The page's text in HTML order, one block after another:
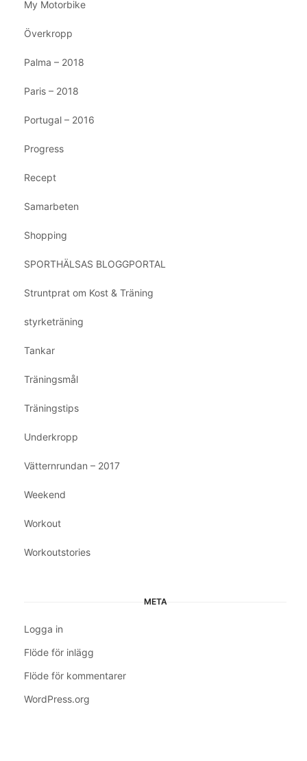
My Motorbike
Överkropp
Palma – 2018
Paris – 2018
Portugal – 2016
Progress
Recept
Samarbeten
Shopping
SPORTHÄLSAS BLOGGPORTAL
Struntprat om Kost & Träning
styrketräning
Tankar
Träningsmål
Träningstips
Underkropp
Vätternrundan – 2017
Weekend
Workout
Workoutstories
META
Logga in
Flöde för inlägg
Flöde för kommentarer
WordPress.org